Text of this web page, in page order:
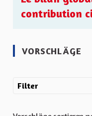
contribution
VORSCHLÄGE
Filter